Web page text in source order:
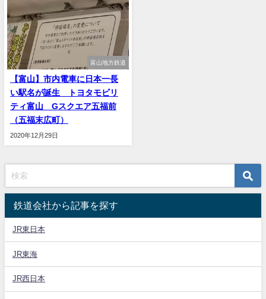
富山地方鉄道
【富山】市内電車に日本一長
い駅名が誕生 トヨタモビリ
ティ富山 Gスクエア五福前
（五福末広町）
2020年12月29日
鉄道会社から記事を探す
JR東日本
JR東海
JR西日本